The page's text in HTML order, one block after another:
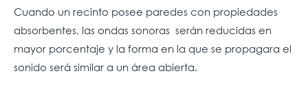
Cuando un recinto posee paredes con propiedades
absorbentes, las ondas sonoras serán reducidas en
mayor porcentaje y la forma en la que se propagara el
sonido será similar a un área abierta.